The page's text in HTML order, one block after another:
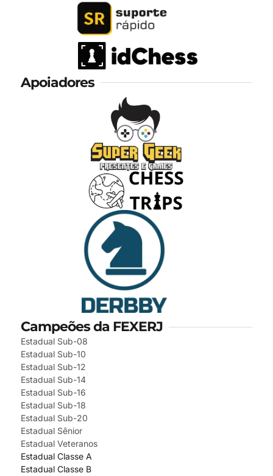
Apoiadores
Campeões da FEXERJ
Estadual Sub-08
Estadual Sub-10
Estadual Sub-12
Estadual Sub-14
Estadual Sub-16
Estadual Sub-18
Estadual Sub-20
Estadual Sênior
Estadual Veteranos
Estadual Classe A
Estadual Classe B